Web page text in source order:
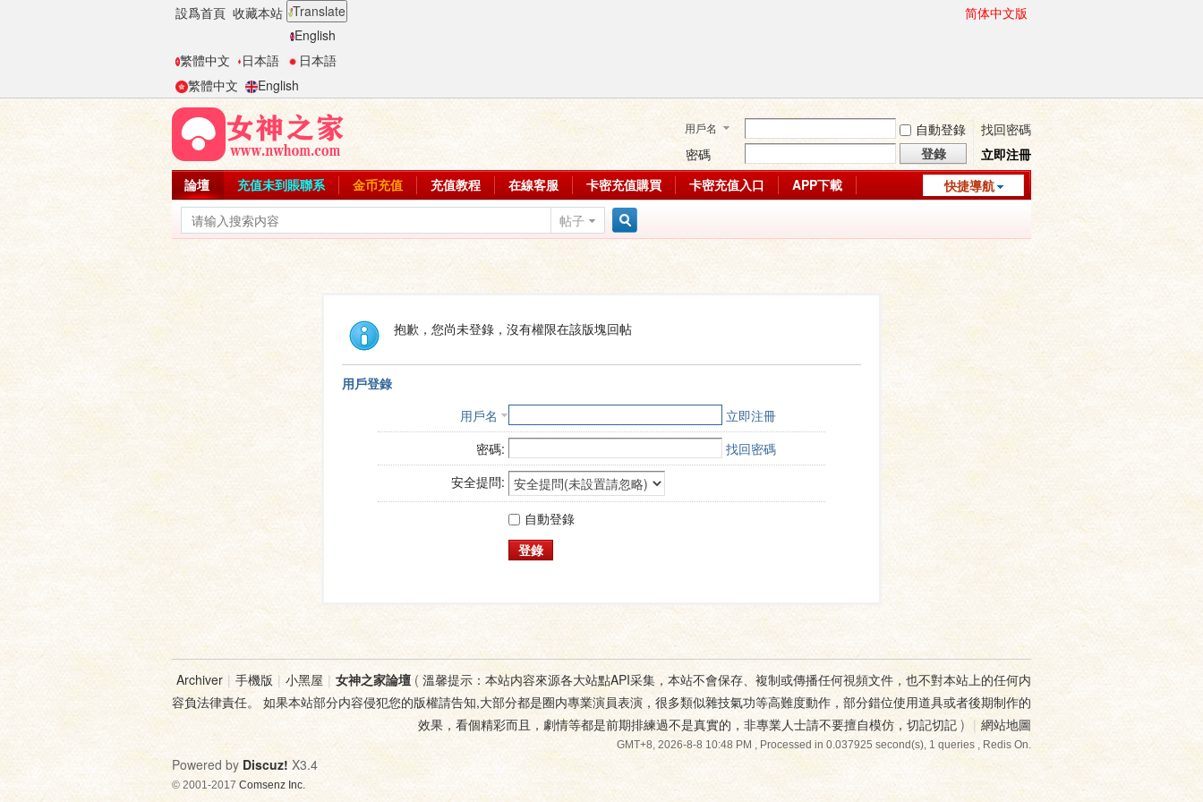
設爲首頁 收藏本站 Translate
English
繁體中文
日本語
日本語
繁體中文
English
简体中文版
用戶名 自動登錄
找回密碼
密碼
登錄
立即注冊
快捷導航
論壇 充值未到賬聯系 金币充值 充值教程 在線客服 卡密充值購買 卡密充值入口
APP下載
帖子
索
抱歉，您尚未登錄，沒有權限在該版塊回帖
用戶登錄
用戶名
立即注冊
密碼:
找回密碼
安全提問:
自動登錄
登錄
Archiver | 手機版 | 小黑屋 | 女神之家論壇( 溫馨提示：本站内容來源各大站點API采集，本站不會保存、複制或傳播任何視頻文件，也不對本站上的任何内
容負法律責任。 如果本站部分内容侵犯您的版權請告知,大部分都是圈内專業演員表演，很多類似雜技氣功等高難度動作，部分錯位使用道具或者後期制作的
效果，看個精彩而且，劇情等都是前期排練過不是真實的，非專業人士請不要擅自模仿，切記切記 ) | 網站地圖
GMT+8, 2026-8-8 10:48 PM, Processed in 0.037925 second(s), 1 queries , Redis On.
Powered by Discuz! X3.4
© 2001-2017 Comsenz Inc.